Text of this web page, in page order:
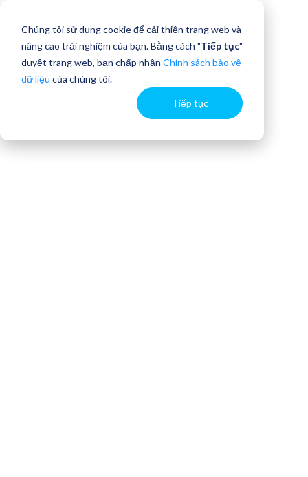
Chúng tôi sử dụng cookie để cải thiện trang web và
nâng cao trải nghiệm của bạn. Bằng cách "Tiếp tục"
duyệt trang web, bạn chấp nhận Chính sách bảo vệ
dữ liệu của chúng tôi.
Tiếp tục